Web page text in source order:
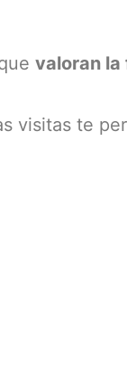
valoran la
visitas te